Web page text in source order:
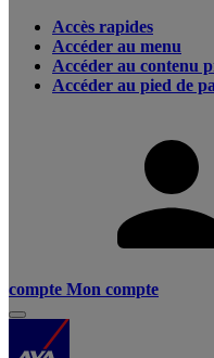
Accès rapides
Accéder au menu
Accéder au contenu
Accéder au pied de
compte Mon compte